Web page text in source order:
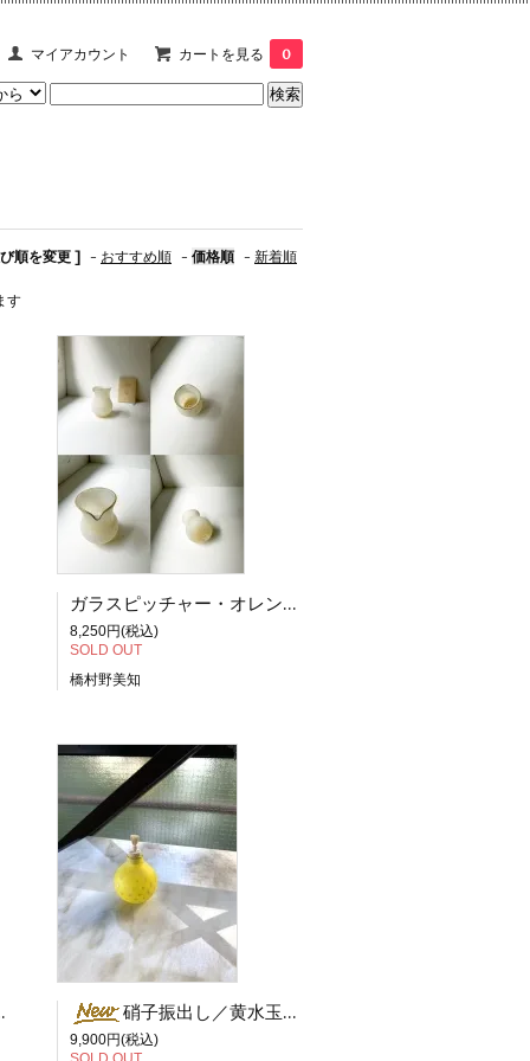
マイアカウント カートを見る 0
順を変更 ] - おすすめ順 - 価格順 - 新着順
す
ガラスピッチャー・オレンジ ／ 橋村 野美知
8,250円(税込)
SOLD OUT
橋村野美知
野美知 硝子振出し／黄水玉 B 橋村野美知
9,900円(税込)